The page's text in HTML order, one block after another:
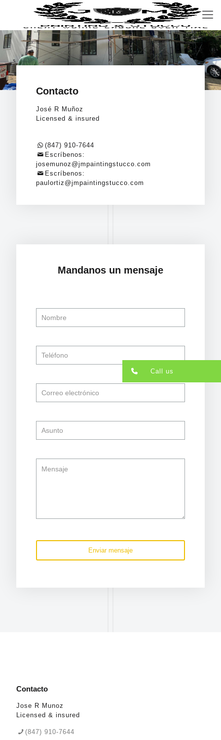
Contacto
José R Muñoz
Licensed & insured
(847) 910-7644
Escríbenos:
josemunoz@jmpaintingstucco.com
Escríbenos:
paulortiz@jmpaintingstucco.com
Mandanos un mensaje
Contacto
Jose R Munoz
Licensed & insured
(847) 910-7644
Call us